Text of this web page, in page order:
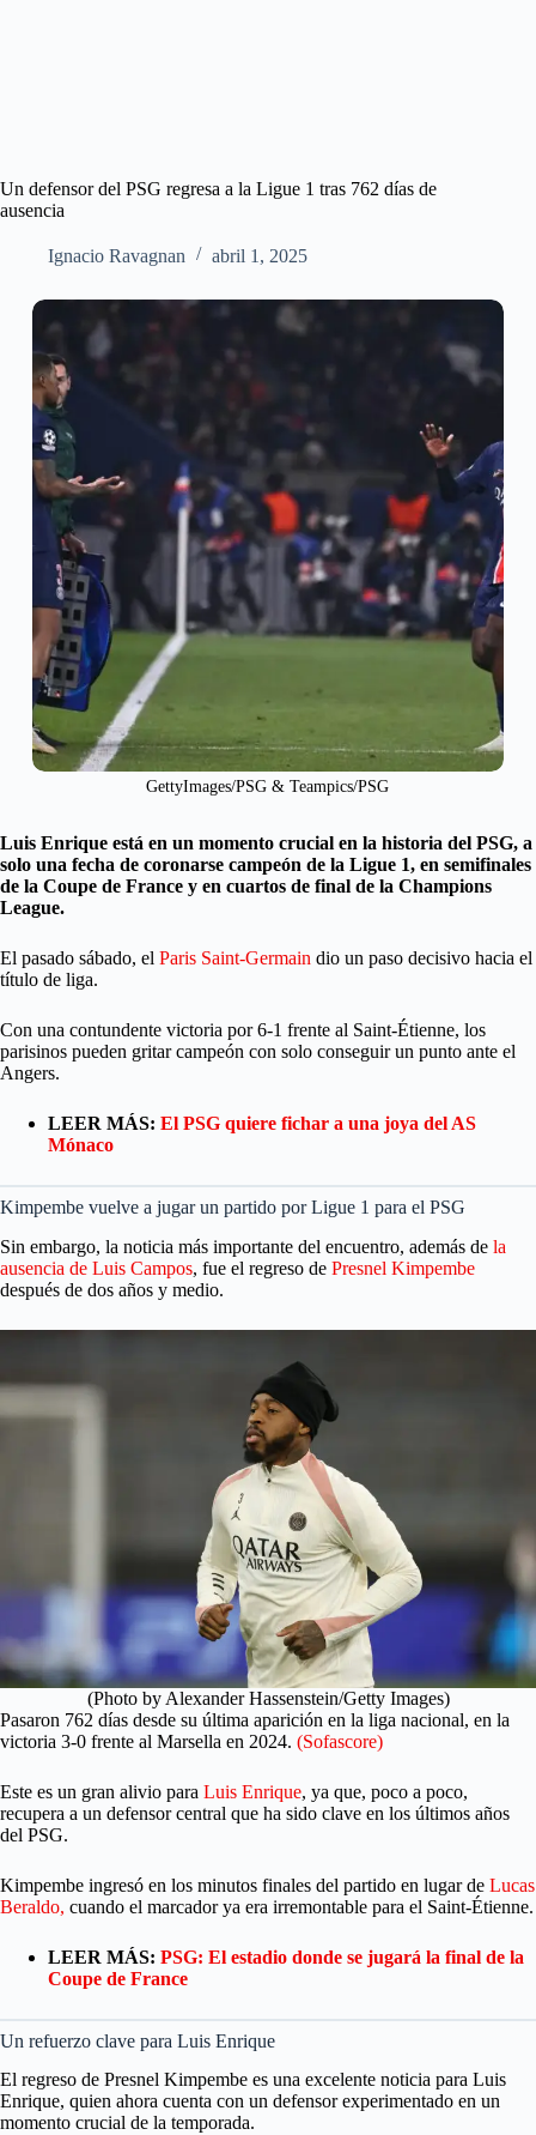
Un defensor del PSG regresa a la Ligue 1 tras 762 días de
ausencia
Ignacio Ravagnan abril 1, 2025
GettyImages/PSG & Teampics/PSG
Luis Enrique está en un momento crucial en la historia del PSG, a
solo una fecha de coronarse campeón de la Ligue 1, en semifinales
de la Coupe de France y en cuartos de final de la Champions
League.
El pasado sábado, el Paris Saint-Germain dio un paso decisivo hacia el
título de liga.
Con una contundente victoria por 6-1 frente al Saint-Étienne, los
parisinos pueden gritar campeón con solo conseguir un punto ante el
Angers.
LEER MÁS: El PSG quiere fichar a una joya del AS
Mónaco
Kimpembe vuelve a jugar un partido por Ligue 1 para el PSG
Sin embargo, la noticia más importante del encuentro, además de la
ausencia de Luis Campos, fue el regreso de Presnel Kimpembe
después de dos años y medio.
(Photo by Alexander Hassenstein/Getty Images)
Pasaron 762 días desde su última aparición en la liga nacional, en la
victoria 3-0 frente al Marsella en 2024. (Sofascore)
Este es un gran alivio para Luis Enrique, ya que, poco a poco,
recupera a un defensor central que ha sido clave en los últimos años
del PSG.
Kimpembe ingresó en los minutos finales del partido en lugar de Lucas
Beraldo, cuando el marcador ya era irremontable para el Saint-Étienne.
LEER MÁS: PSG: El estadio donde se jugará la final de la
Coupe de France
Un refuerzo clave para Luis Enrique
El regreso de Presnel Kimpembe es una excelente noticia para Luis
Enrique, quien ahora cuenta con un defensor experimentado en un
momento crucial de la temporada.